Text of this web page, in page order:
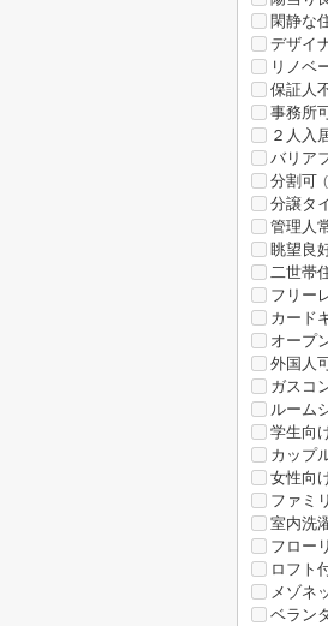
閑静な
デザイ
リノベ
保証人
事務所
２人入
バリア
分割可
分譲タ
管理人
眺望良
二世帯
フリー
カード
オープ
外国人
ガスコ
ルーム
学生向
カップ
女性向
ファミ
室内洗
フロー
ロフト
メゾネ
ベラン